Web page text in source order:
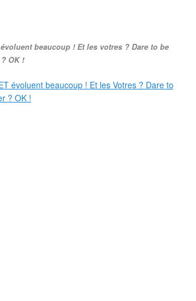
beaucoup ! Et les votres ? Dare to be
OK !